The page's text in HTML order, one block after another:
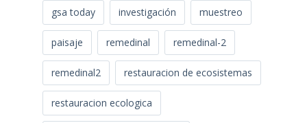
gsa today investigación muestreo
paisaje remedinal remedinal-2
remedinal2 restauracion de ecosistemas
restauracion ecologica